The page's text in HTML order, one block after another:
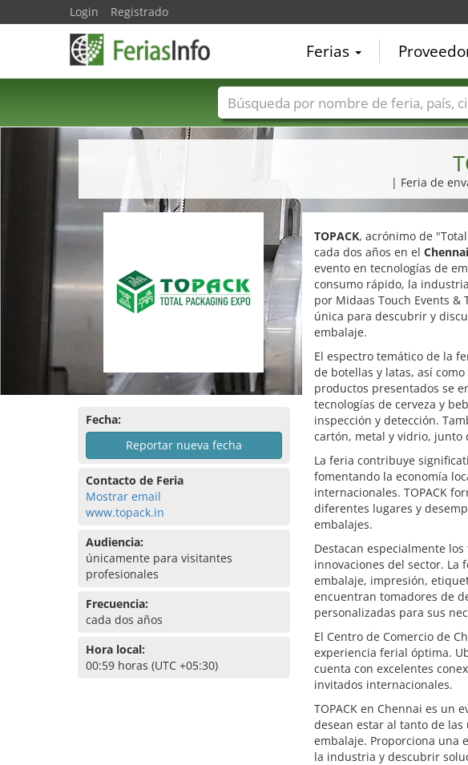
| Feria de
Fecha:
Reportar nueva fecha
Contacto de Feria
Mostrar email
www.topack.in
Audiencia:
únicamente para visitantes
profesionales
Frecuencia:
cada dos años
Hora local:
00:59 horas (UTC +05:30)
TOPACK, acrónimo de
cada dos años en el
evento en tecnologías de
consumo rápido, la
por Midaas Touch Events &
única para descubrir y
embalaje.
El espectro temático de la
de botellas y latas, así
productos presentados se
tecnologías de cerveza y
inspección y detección.
cartón, metal y vidrio, junto
La feria contribuye
fomentando la economía
internacionales. TOPACK
diferentes lugares y
embalajes.
Destacan especialmente
innovaciones del sector. La
embalaje, impresión,
encuentran tomadores de
personalizadas para sus
El Centro de Comercio de
experiencia ferial óptima.
cuenta con excelentes
invitados internacionales.
TOPACK en Chennai es un
desean estar al tanto de
embalaje. Proporciona una
la industria y descubrir
Login Registrado
Ferias
Nombres de ferias Países